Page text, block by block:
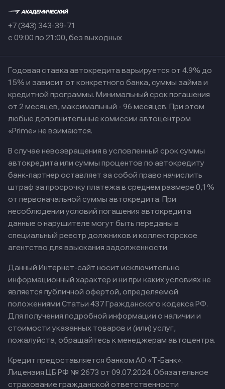
+7 (343) 343-39-71
с 09:00 по 21:00, без выходных
Годовая ставка автокредита варьируется от 4.9% до
15% и зависит от конкретного банка, суммы займа и
кредитной программы. Минимальный срок погашения
от 2 месяцев, максимальный - 96 месяцев. При этом
любые дополнительные комиссии автоцентром
«Prime» не взимаются.
В случае невозвращения в условленный срок суммы
автокредита или суммы процентов по автокредиту
банк-партнер оставляет за собой право начислить
штраф за просрочку платежа в среднем размере 0,1%
от первоначальной суммы автокредита. При
несоблюдении условий погашения автокредита
данные о нарушителе могут быть переданы в
специальный реестр должников и коллекторское
агентство для взыскания задолженности.
Данный Интернет-сайт носит исключительно
информационный характер и ни при каких условиях не
является публичной офертой, определяемой
положениями Статьи 437 Гражданского кодекса РФ.
Для получения подробной информации о наличии и
стоимости указанных товаров и (или) услуг,
пожалуйста, обращайтесь к менеджерам автоцентра.
Кредит предоставляется банком АО «Т-Банк».
Лицензия ЦБ РФ № 2673 от 09.07.2024. Обязательное
страхование гражданской ответственности